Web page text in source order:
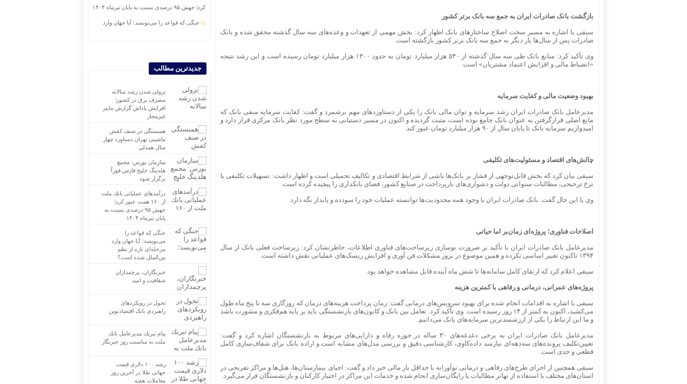
بازگشت بانک صادرات ایران به جمع سه بانک برتر کشور
سیفی با اشاره به مسیر سخت اصلاح ساختارهای بانک اظهار کرد: بخش مهمی از تعهدات و وعده‌های سه سال گذشته محقق شده و بانک
صادرات پس از سال‌ها بار دیگر به جمع سه بانک برتر کشور بازگشته است.
وی تأکید کرد: منابع بانک طی سه سال گذشته از ۵۴۰ هزار میلیارد تومان به حدود ۱۳۰۰ هزار میلیارد تومان رسیده است و این رشد نتیجه
«انضباط مالی و افزایش اعتماد مشتریان» است.
بهبود وضعیت مالی و کفایت سرمایه
مدیرعامل بانک صادرات ایران رشد سرمایه و توان مالی بانک را یکی از دستاوردهای مهم برشمرد و گفت: کفایت سرمایه منفی بانک که
مانع اصلی قرارگرفتن به عنوان بانک جامع بوده است، مثبت گردیده و اکنون در مسیر دستیابی به سطح مورد نظر بانک مرکزی قرار دارد و
امیدواریم سرمایه بانک تا پایان سال از ۹۰ هزار میلیارد تومان عبور کند.
چالش‌های اقتصاد و مسئولیت‌های تکلیفی
سیفی بیان کرد که بخش قابل‌توجهی از فشار بر بانک‌ها ناشی از شرایط اقتصادی و تکالیف تحمیلی است و اظهار داشت: تسهیلات تکلیفی با
نرخ ترجیحی، مطالبات سنواتی دولت و دشواری‌های بازپرداخت در صنایع کشور، فضای بانکداری را پیچیده کرده است.
وی با این حال گفت: بانک صادرات ایران با وجود همه محدودیت‌ها توانسته عملیات خود را سودده و پایدار نگه دارد.
اصلاحات فناوری؛ پروژه‌ای زمان‌بر اما حیاتی
مدیرعامل بانک صادرات ایران با تأکید بر ضرورت نوسازی زیرساخت‌های فناوری اطلاعات، خاطرنشان کرد: زیرساخت فعلی بانک از سال
۱۳۹۴ تاکنون تغییر اساسی نکرده و همین موضوع در بروز مشکلات فن آوری و افزایش ریسک‌های عملیاتی نقش داشته است.
سیفی اعلام کرد که ارتقای کامل سامانه‌ها تا شش ماه آینده قابل مشاهده خواهد بود.
پروژه‌های عمرانی، درمانی و رفاهی با کمترین هزینه
سیفی با اشاره به اقدامات انجام‌ شده برای بهبود سرویس‌های درمانی گفت: زمان پرداخت هزینه‌های درمان که روزگاری سه تا پنج ماه طول
می‌کشید، اکنون به کمتر از ۱۴ روز رسیده است. وی تأکید کرد: تعامل بین بانک و کانون‌های بازنشستگی باید بر پایه هم‌فکری و مشورت باشد
و ما این ارتباط را یکی از ارزشمندترین سرمایه‌های بانک می‌دانیم.
مدیرعامل بانک صادرات ایران به برخی دغدغه‌های ۳۰ ساله در حوزه رفاه و دارایی‌های مربوط به بازنشستگان اشاره کرد و گفت:
تعیین‌تکلیف پرونده‌های سه‌دهه‌ای نیازمند داده‌کاوی، کارشناسی دقیق و بررسی مدل‌های مشابه است و اراده بانک برای شفاف‌سازی کامل
قطعی و جدی است.
سیفی همچنین از اجرای طرح‌های رفاهی و درمانی نوآورانه با حداقل بار مالی خبر داد و گفت: احیای بیمارستان‌ها، هتل‌ها و مراکز تفریحی در
استان‌های مختلف با استفاده از تهاتر مطالبات یا رایگان‌سازی انجام شده و خدمات این مراکز در اختیار کارکنان و بازنشستگان قرار می‌گیرد.
كرد| جهش ۹۵ درصدی نسبت به پایان تیرماه ۱۴۰۴
جنگی که قواعد را می‌نویسد؛ آیا جهان وارد
تحول در رویکردهای راهبردی بانک اقتصادنوین
خبرنگار
رشد ۱۰۰ دلاری قیمت جهانی طلا در آخرین روز
جدیدترین مطالب
نزولی شدن رشد سالانه
مصرف برق در کشور|
افزایش پاداش گزارش ماینر
غیرمجاز
همبستگی در صنف کفش
ماشینی تهران دستاورد چهار
سال همدلی
سازمان بورس: مجمع
هلدینگ خلیج فارس فوراً
برگزار شود
درآمدهای عملیاتی بانك ملت
از ۱۶۰ همت عبور كرد|
جهش ۹۵ درصدی نسبت به
پایان تیرماه ۱۴۰۴
جنگی که قواعد را
می‌نویسد؛ آیا جهان وارد
مرحله‌ای تازه از نظم
بین‌الملل شده است؟
خبرنگاران، پرچمداران
شفافیت و امید
تحول در رویکردهای
راهبردی بانک اقتصادنوین
پیام تبریك مدیرعامل بانك
ملت به مناسبت روز خبرنگار
رشد ۱۰۰ دلاری قیمت
جهانی طلا در آخرین روز
معاملات هفته